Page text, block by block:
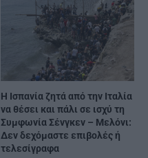
H Ισπανία ζητά από την Ιταλία
να θέσει και πάλι σε ισχύ τη
Συμφωνία Σένγκεν – Μελόνι:
Δεν δεχόμαστε επιβολές ή
τελεσίγραφα